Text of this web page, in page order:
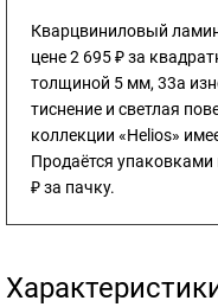
Кварцвиниловый
цене 2 695 ₽ за
толщиной 5 мм, 33а
тиснение и светлая
коллекции «Helios»
Продаётся
₽ за пачку.